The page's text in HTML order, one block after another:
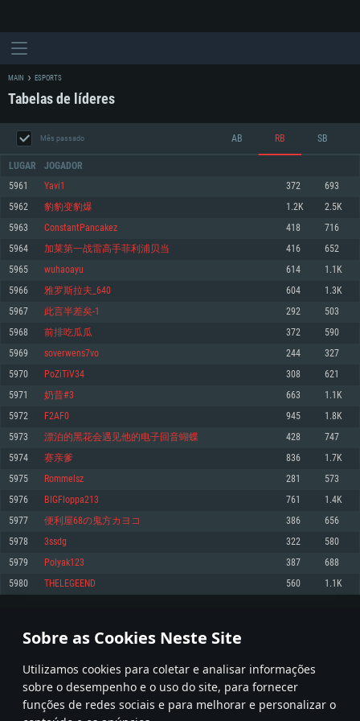
Sobre as Cookies Neste Site
Utilizamos cookies para coletar e analisar informações
sobre o desempenho e o uso do site, para fornecer
funções de redes sociais e para melhorar e personalizar o
REQUERIMENTOS DE SISTEMA
Mínimo
Sistema Operativo: Windows 10 (64 bit)
Processador: Dual-Core 2.2 GHz
Memória: 4GB
Placa Gráfica: Placa com DirectX 11: AMD Radeon 77XX / NVIDIA GeForce
GTX 660. Resolução mínima suportada: 720p
Network: Internet de banda larga.
Disco: 23,1 GB
Recomendado
superior, Radeon RX 570 ou superior
Disco: 75,9 GB
Mínimo
Sistema Operativo: Mac OS Big Sur 11.0 ou versão mais recente
Processador: Core i5 2.2GHz mínimo (Intel Xeon não suportado)
Memória: 6 GB
Placa Gráfica: Intel Iris Pro 5200 (Mac), equivalentes AMD/Nvidia para Mac.
Resolução mínima suportada: 720p com suporte Metal.
Network: Internet de banda larga.
Disco: 21,5 GB
Recomendado
Network: Internet de banda larga.
Mínimo
Sistema Operativo: Distribuições mais modernas do Linux de 64bit
Processador: Dual-Core 2.4 GHz
Memória: 4 GB
Placa Gráfica: NVIDIA 660 com os drivers mais recentes (não mais de 6
meses) / equivalentes AMD com os drivers mais recentes com suporte
Vulkan (não mais de 6 meses); Resolução mínima suportada: 720p.
Network: Internet de banda larga.
Disco: 21,5 GB
Recomendado
Sistema Operativo: Ubuntu 20.04 64bit
Processador: Intel Core i7
Memória: 16 GB
Placa Gráfica: NVIDIA 1060 com os drivers mais recentes (não mais de 6
meses) / equivalentes AMD (Radeon RX 570) com os drivers mais recentes
Network: Internet de banda larga.
MAIN ESPORTS
Tabelas de líderes
Mês passado AB RB SB
LUGAR JOGADOR
5961 Yavi1 372 693
5962 豹豹变豹爆 1.2K 2.5K
5963 ConstantPancakez 418 716
5964 加莱第一战雷高手菲利浦贝当 416 652
5965 wuhaoayu 614 1.1K
5966 雅罗斯拉夫_640 604 1.3K
5967 此言半差矣-1 292 503
5968 前排吃瓜瓜 372 590
5969 soverwens7vo 244 327
5970 PoZiTiV34 308 621
5971 奶昔#3 663 1.1K
5972 F2AF0 945 1.8K
5973 漂泊的黑花会遇见他的电子回音蝴蝶 428 747
5974 赛亲爹 836 1.7K
5975 Rommelsz 281 573
5976 BIGFloppa213 761 1.4K
5977 便利屋68の鬼方カヨコ 386 656
5978 3ssdg 322 580
5979 Polyak123 387 688
5980 THELEGEEND 560 1.1K